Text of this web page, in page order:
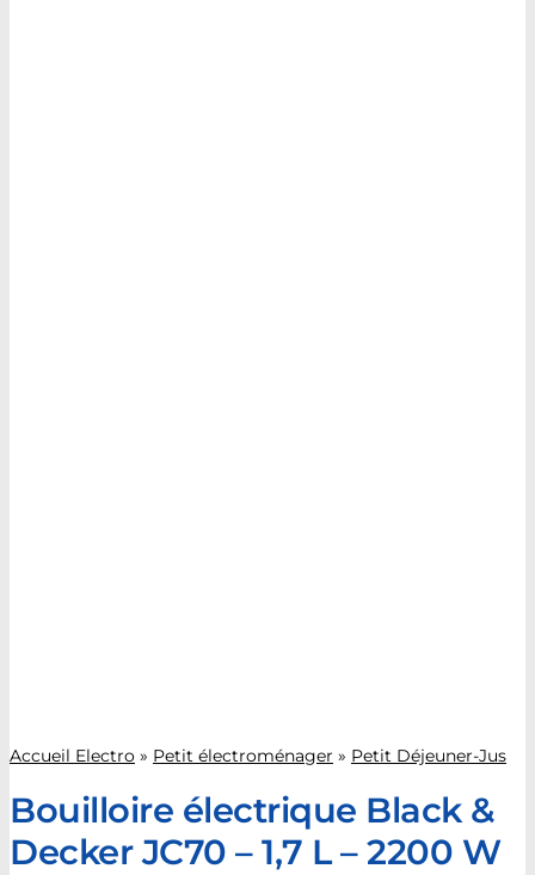
Accueil Electro » Petit électroménager » Petit Déjeuner-Jus
Bouilloire électrique Black &
Decker JC70 – 1,7 L – 2200 W